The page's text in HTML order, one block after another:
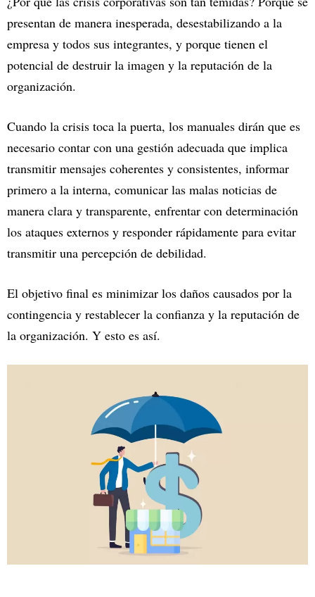
presentan de manera inesperada, desestabilizando a la
empresa y todos sus integrantes, y porque tienen el
potencial de destruir la imagen y la reputación de la
organización.
Cuando la crisis toca la puerta, los manuales dirán que es
necesario contar con una gestión adecuada que implica
transmitir mensajes coherentes y consistentes, informar
primero a la interna, comunicar las malas noticias de
manera clara y transparente, enfrentar con determinación
los ataques externos y responder rápidamente para evitar
transmitir una percepción de debilidad.
El objetivo final es minimizar los daños causados por la
contingencia y restablecer la confianza y la reputación de
la organización. Y esto es así.